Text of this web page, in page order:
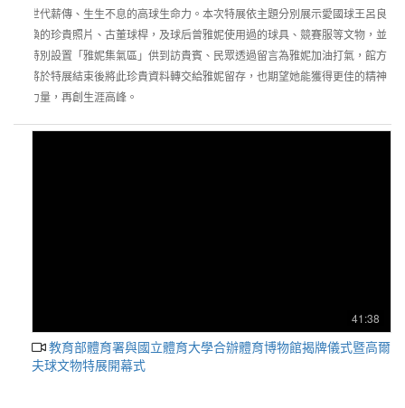
世代薪傳、生生不息的高球生命力。本次特展依主題分別展示愛國球王呂良
煥的珍貴照片、古董球桿，及球后曾雅妮使用過的球具、競賽服等文物，並
特別設置「雅妮集氣區」供到訪貴賓、民眾透過留言為雅妮加油打氣，館方
將於特展結束後將此珍貴資料轉交給雅妮留存，也期望她能獲得更佳的精神
力量，再創生涯高峰。
41:38
教育部體育署與國立體育大學合辦體育博物館揭牌儀式暨高爾
夫球文物特展開幕式